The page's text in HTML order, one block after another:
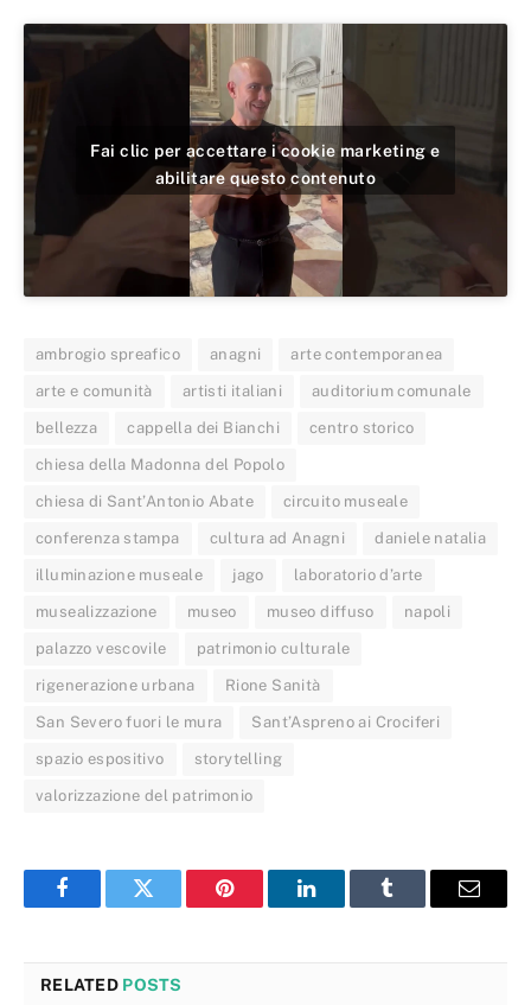
Fai clic per accettare i cookie marketing e
abilitare questo contenuto
ambrogio spreafico anagni arte contemporanea
arte e comunità artisti italiani auditorium comunale
bellezza cappella dei Bianchi centro storico
chiesa della Madonna del Popolo
chiesa di Sant’Antonio Abate circuito museale
conferenza stampa cultura ad Anagni daniele natalia
illuminazione museale jago laboratorio d’arte
musealizzazione museo museo diffuso napoli
palazzo vescovile patrimonio culturale
rigenerazione urbana Rione Sanità
San Severo fuori le mura Sant’Aspreno ai Crociferi
spazio espositivo storytelling
valorizzazione del patrimonio
FacebookTwitter Pinterest LinkedInTumblr Email
RELATED POSTS